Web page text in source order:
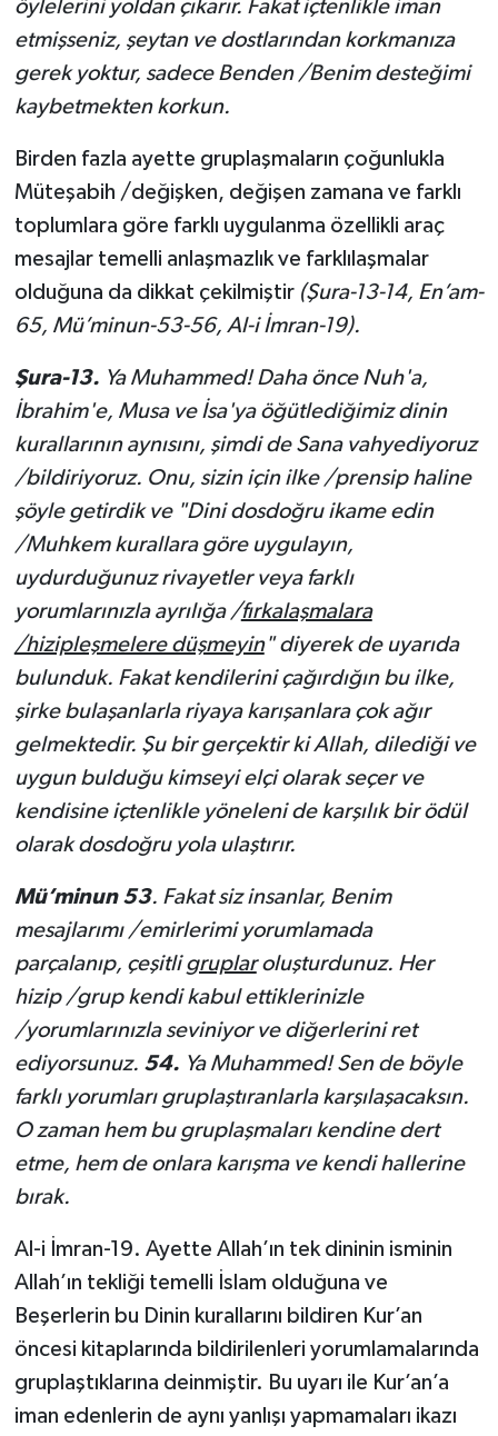
öylelerini yoldan çıkarır. Fakatiçtenlikle iman
etmişseniz, şeytan ve dostlarından korkmanıza
gerek yoktur, sadece Benden /Benim desteğimi
kaybetmekten korkun.
Birden fazla ayette gruplaşmaların çoğunlukla
Müteşabih /değişken, değişen zamana ve farklı
toplumlara göre farklı uygulanma özellikli araç
mesajlar temelli anlaşmazlık ve farklılaşmalar
olduğuna da dikkat çekilmiştir(Şura-13-14, En’am-
65, Mü’minun-53-56, Al-i İmran-19).
Şura-13. Ya Muhammed! Daha önce Nuh'a,
İbrahim'e, Musa ve İsa'ya öğütlediğimiz dinin
kurallarının aynısını, şimdi de Sana vahyediyoruz
/bildiriyoruz. Onu, sizin için ilke /prensip haline
şöyle getirdik ve "Dini dosdoğru ikame edin
/Muhkem kurallara göre uygulayın,
uydurduğunuz rivayetler veya farklı
yorumlarınızla ayrılığa /fırkalaşmalara
/hizipleşmelere düşmeyin" diyerek de uyarıda
bulunduk. Fakat kendilerini çağırdığın bu ilke,
şirke bulaşanlarla riyaya karışanlara çok ağır
gelmektedir. Şu bir gerçektir ki Allah, dilediği ve
uygun bulduğu kimseyi elçi olarak seçer ve
kendisine içtenlikle yöneleni de karşılık bir ödül
olarak dosdoğru yola ulaştırır.
Mü’minun 53. Fakat siz insanlar, Benim
mesajlarımı /emirlerimi yorumlamada
parçalanıp, çeşitligruplaroluşturdunuz. Her
hizip /grup kendi kabul ettiklerinizle
/yorumlarınızla seviniyor ve diğerlerini ret
ediyorsunuz. 54. Ya Muhammed! Sen de böyle
farklı yorumları gruplaştıranlarla karşılaşacaksın.
O zaman hem bu gruplaşmaları kendine dert
etme, hem de onlara karışma ve kendi hallerine
bırak.
Al-i İmran-19. Ayette Allah’ın tek dininin isminin
Allah’ın tekliği temelli İslam olduğuna ve
Beşerlerin bu Dinin kurallarını bildiren Kur’an
öncesi kitaplarında bildirilenleri yorumlamalarında
gruplaştıklarına deinmiştir. Bu uyarı ile Kur’an’a
iman edenlerin de aynı yanlışı yapmamaları ikazı